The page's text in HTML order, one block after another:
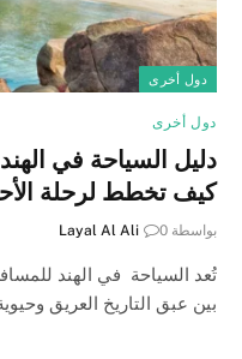
دول أخرى
دول أخرى
كيف تخطط لرحلة
بواسطة Layal Al Ali 0
تُعد السياحة في الهند
بين عبق التاريخ العريق